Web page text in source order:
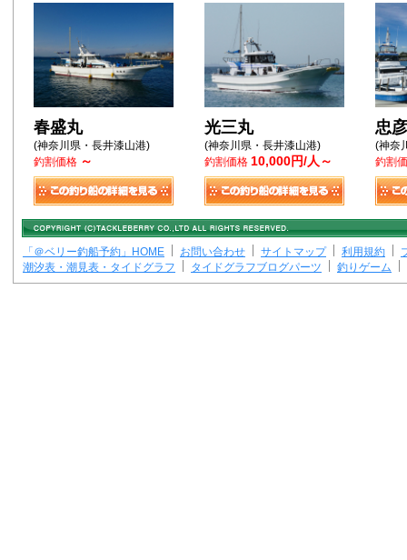
春盛丸
(神奈川県・長井漆山港)
釣割価格 ～
光三丸
(神奈川県・長井漆山港)
釣割価格 10,000円/人～
忠
(神奈
釣割
「＠ベリー釣船予約」HOME お問い合わせ サイトマップ 利用規約
潮汐表・潮見表・タイドグラフ
タイドグラフブログパーツ 釣りゲーム